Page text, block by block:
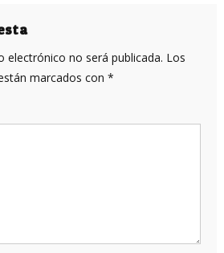
electrónico no será publicada. Los
marcados con *